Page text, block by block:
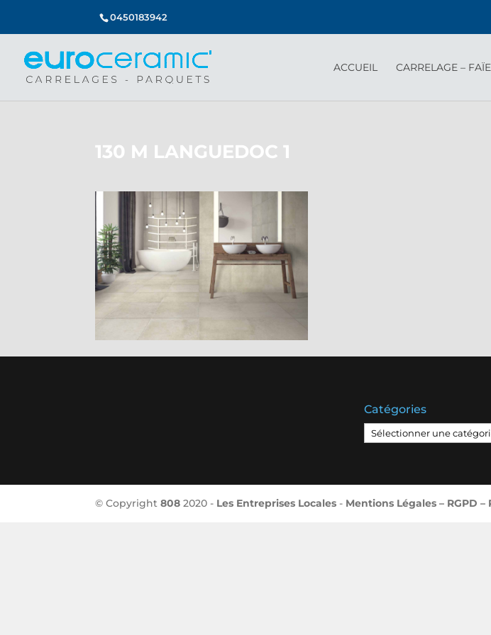
0450183942
ACCUEIL CARRELAGE –
130 M LANGUEDOC 1
Catégories
Catégories
© Copyright808 2020 - Les Entreprises Locales - Mentions Légales – RGPD